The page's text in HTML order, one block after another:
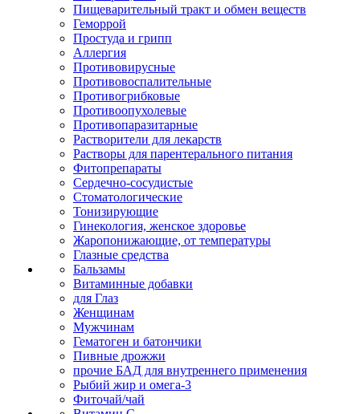
Пищеварительный тракт и обмен веществ
Геморрой
Простуда и грипп
Аллергия
Противовирусные
Противовоспалительные
Противогрибковые
Противоопухолевые
Противопаразитарные
Растворители для лекарств
Растворы для парентерального питания
Фитопрепараты
Сердечно-сосудистые
Стоматологические
Тонизирующие
Гинекология, женское здоровье
Жаропонижающие, от температуры
Глазные средства
Бальзамы
Витаминные добавки
для Глаз
Женщинам
Мужчинам
Гематоген и батончики
Пивные дрожжи
прочие БАД для внутреннего применения
Рыбий жир и омега-3
Фиточай/чай